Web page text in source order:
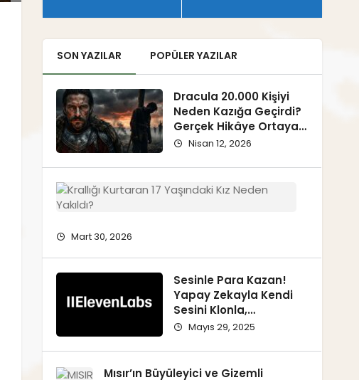
SON YAZILAR POPÜLER YAZILAR
Dracula 20.000 Kişiyi
Neden Kazığa Geçirdi?
Gerçek Hikâye Ortaya
Çıkıyor
Nisan 12, 2026
Mart 30, 2026
Sesinle Para Kazan!
Yapay Zekayla Kendi
Sesini Klonla,
Kazanmaya Başla!
Mayıs 29, 2025
Mısır’ın Büyüleyici ve Gizemli